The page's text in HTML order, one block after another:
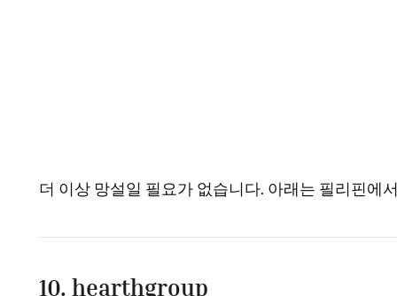
더 이상 망설일 필요가 없습니다. 아래는 필리핀에
10. hearthgroup